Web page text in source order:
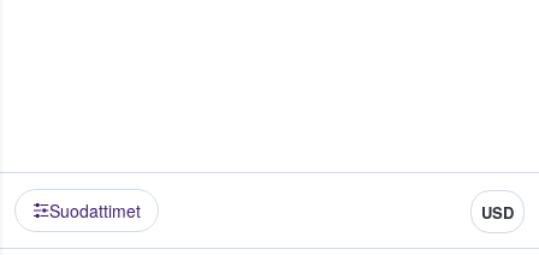
Suodattimet USD